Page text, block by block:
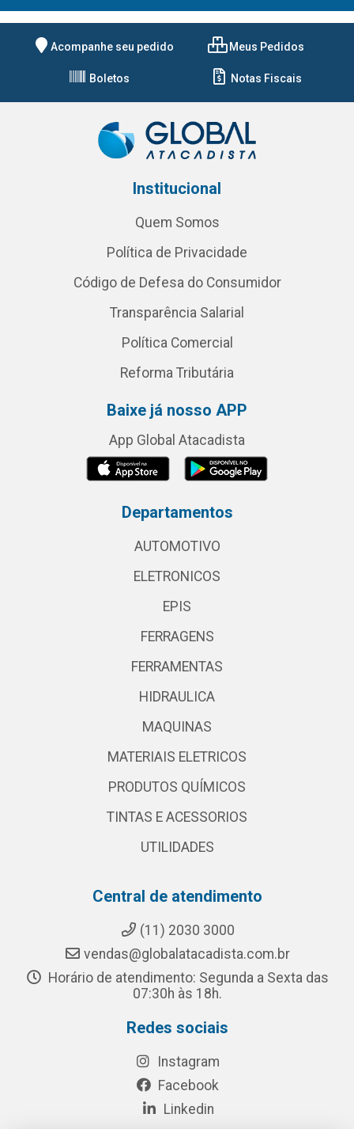
Acompanhe seu pedido Meus Pedidos
Boletos Notas Fiscais
Institucional
Quem Somos
Política de Privacidade
Código de Defesa do Consumidor
Transparência Salarial
Política Comercial
Reforma Tributária
Baixe já nosso APP
App Global Atacadista
Departamentos
AUTOMOTIVO
ELETRONICOS
EPIS
FERRAGENS
FERRAMENTAS
HIDRAULICA
MAQUINAS
MATERIAIS ELETRICOS
PRODUTOS QUÍMICOS
TINTAS E ACESSORIOS
UTILIDADES
Central de atendimento
(11) 2030 3000
vendas@globalatacadista.com.br
Horário de atendimento: Segunda a Sexta das
07:30h às 18h.
Redes sociais
Instagram
Facebook
Linkedin